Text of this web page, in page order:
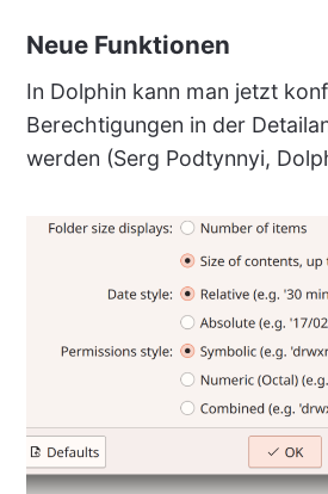
Neue Funktionen
In Dolphin kann man jetzt
Berechtigungen in der
werden (Serg Podtynnyi,